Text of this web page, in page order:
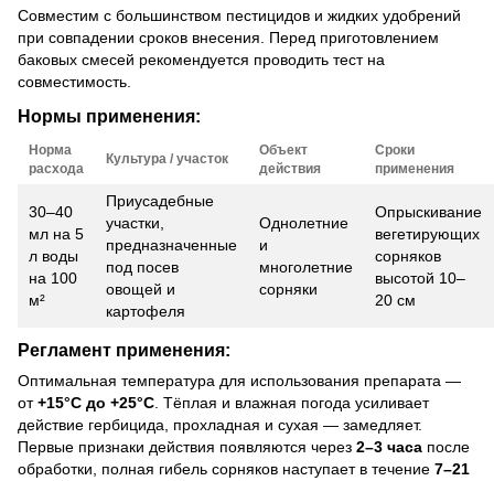
Совместим с большинством пестицидов и жидких удобрений
при совпадении сроков внесения. Перед приготовлением
баковых смесей рекомендуется проводить тест на
совместимость.
Нормы применения:
Норма
расхода
Культура / участок
Объект
действия
Сроки
применения
30–40
мл на 5
л воды
на 100
м²
Приусадебные
участки,
предназначенные
под посев
овощей и
картофеля
Однолетние
и
многолетние
сорняки
Опрыскивание
вегетирующих
сорняков
высотой 10–
20 см
Регламент применения:
Оптимальная температура для использования препарата —
от+15°C до +25°C. Тёплая и влажная погода усиливает
действие гербицида, прохладная и сухая — замедляет.
Первые признаки действия появляются через 2–3 часа после
обработки, полная гибель сорняков наступает в течение 7–21